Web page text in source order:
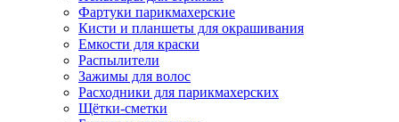
Фартуки парикмахерские
Кисти и планшеты для окрашивания
Емкости для краски
Распылители
Зажимы для волос
Расходники для парикмахерских
Щётки-сметки